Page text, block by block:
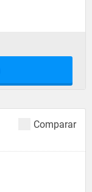
Comparar